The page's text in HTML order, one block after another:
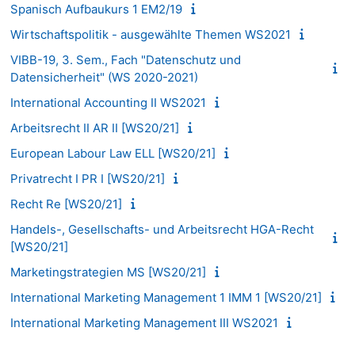
Spanisch Aufbaukurs 1 EM2/19
Wirtschaftspolitik - ausgewählte Themen WS2021
VIBB-19, 3. Sem., Fach "Datenschutz und
Datensicherheit" (WS 2020-2021)
International Accounting II WS2021
Arbeitsrecht II AR II [WS20/21]
European Labour Law ELL [WS20/21]
Privatrecht I PR I [WS20/21]
Recht Re [WS20/21]
Handels-, Gesellschafts- und Arbeitsrecht HGA-Recht
[WS20/21]
Marketingstrategien MS [WS20/21]
International Marketing Management 1 IMM 1 [WS20/21]
International Marketing Management III WS2021